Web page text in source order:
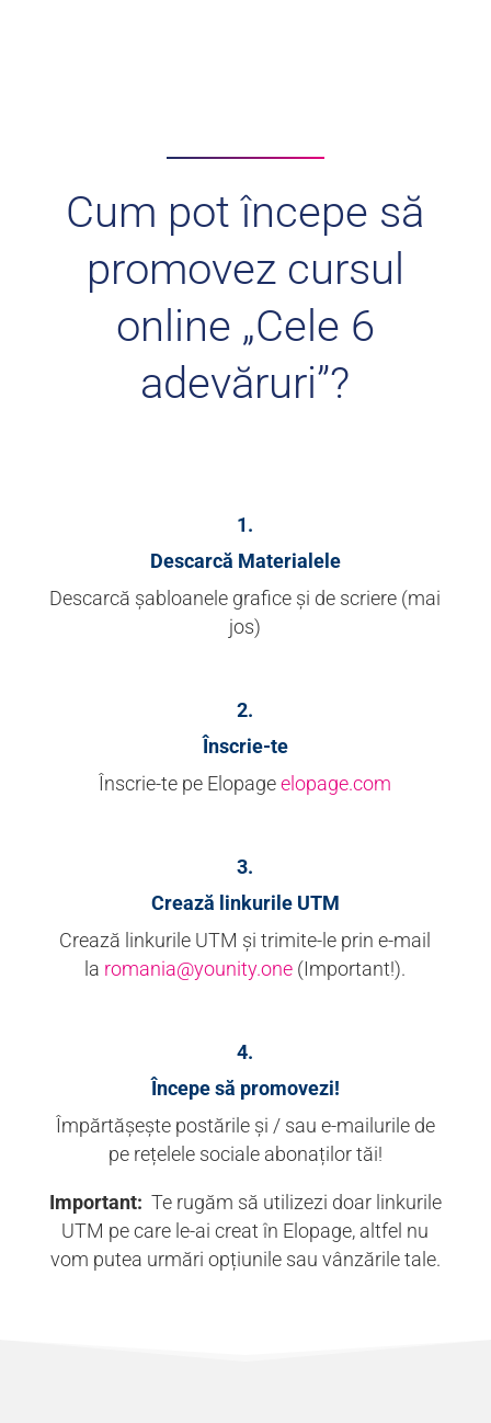
Cum pot începe să
promovez cursul
online „Cele 6
adevăruri”?
1.
Descarcă Materialele
Descarcă șabloanele grafice și de scriere (mai
jos)
2.
Înscrie-te
Înscrie-te pe Elopageelopage.com
3.
Crează linkurile UTM
Crează linkurile UTM și trimite-le prin e-mail
la romania@younity.one (Important!).
4.
Începe să promovezi!
Împărtășește postările și / sau e-mailurile de
pe rețelele sociale abonaților tăi!
Important: Te rugăm să utilizezi doar linkurile
UTM pe care le-ai creat în Elopage, altfel nu
vom putea urmări opțiunile sau vânzările tale.